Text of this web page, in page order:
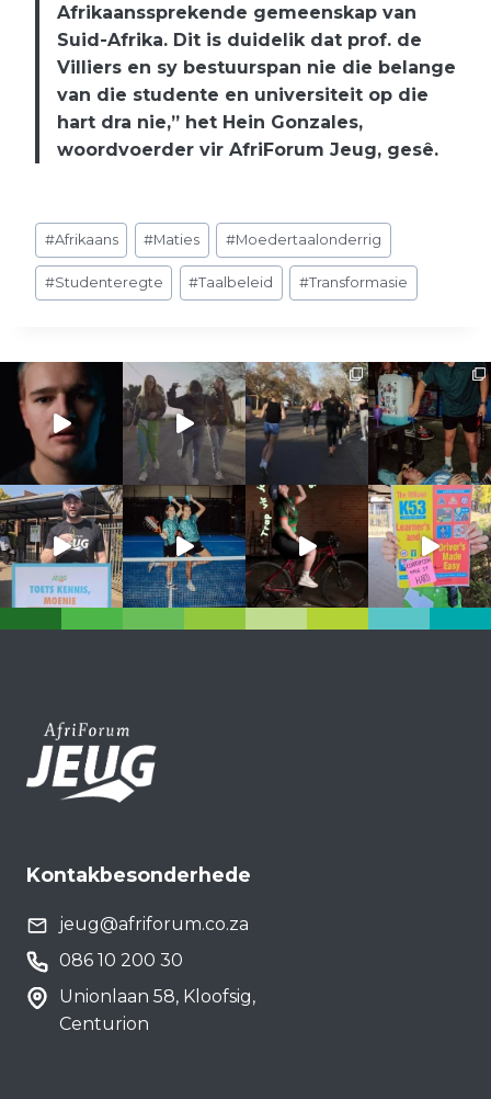
Afrikaanssprekende gemeenskap van
Suid-Afrika. Dit is duidelik dat prof. de
Villiers en sy bestuurspan nie die belange
van die studente en universiteit op die
hart dra nie,” het Hein Gonzales,
woordvoerder vir AfriForum Jeug, gesê.
Post
Tags:
#Afrikaans #Maties #Moedertaalonderrig
#Studenteregte #Taalbeleid #Transformasie
Kontakbesonderhede
jeug@afriforum.co.za
086 10 200 30
Unionlaan 58, Kloofsig,
Centurion